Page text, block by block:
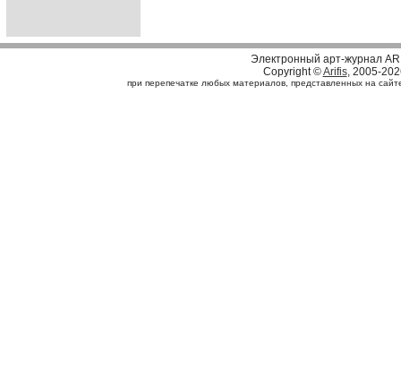
Электронный арт-журнал
Copyright ©Arifis, 2005-
при перепечатке любых материалов, представленных на